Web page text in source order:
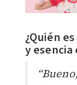
¿Quién
y